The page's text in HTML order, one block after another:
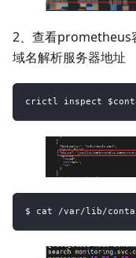
2、查看prometheus
域名解析服务器地址
crictl inspect
$ cat /var/lib/